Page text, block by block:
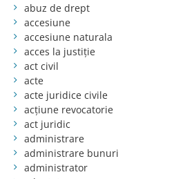
abuz de drept
accesiune
accesiune naturala
acces la justiție
act civil
acte
acte juridice civile
acțiune revocatorie
act juridic
administrare
administrare bunuri
administrator